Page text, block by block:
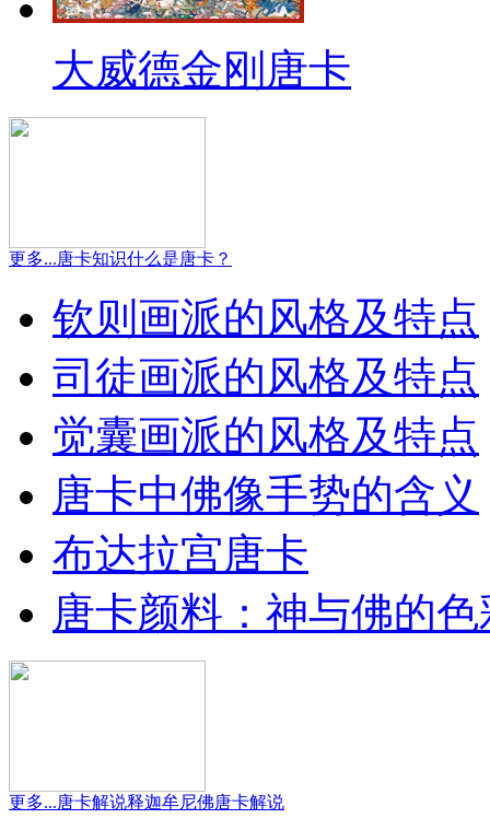
大威德金刚唐卡
更多...唐卡知识什么是唐卡？
钦则画派的风格及特点
司徒画派的风格及特点
觉囊画派的风格及特点
唐卡中佛像手势的含义
布达拉宫唐卡
唐卡颜料：神与佛的色
更多...唐卡解说释迦牟尼佛唐卡解说